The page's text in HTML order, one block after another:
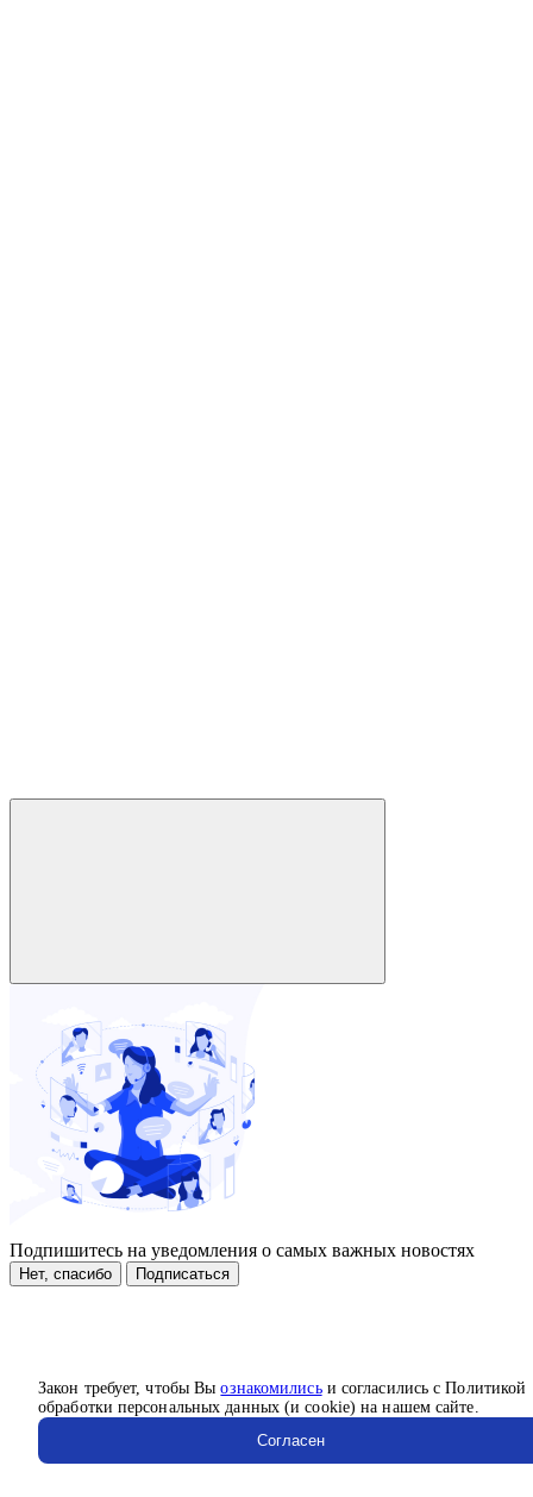
Закон требует, чтобы Выознакомилисьи согласились с Политикой
обработки персональных данных (и cookie) на нашем сайте.
Согласен
Подпишитесь на уведомления о самых важных новостях
Нет, спасибо Подписаться